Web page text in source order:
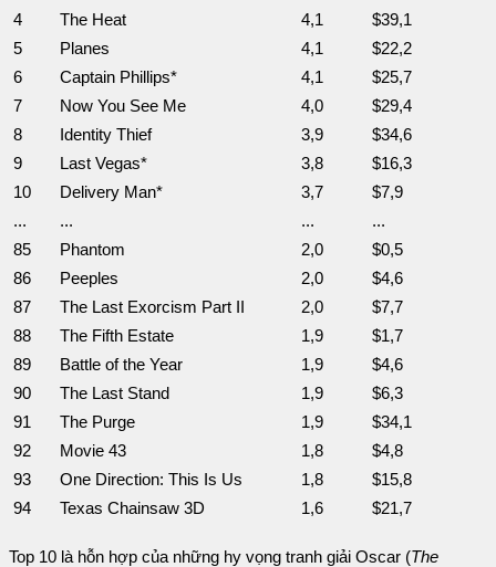
4 The Heat 4,1
$39,1
5
Planes 4,1
$22,2
6
Captain Phillips* 4,1
$25,7
7
Now You See Me 4,0
$29,4
8
Identity Thief 3,9
$34,6
9
Last Vegas* 3,8
$16,3
10
Delivery Man* 3,7
$7,9
...
... ...
...
85
Phantom 2,0
$0,5
86
Peeples 2,0
$4,6
87
The Last Exorcism Part II 2,0
$7,7
88
The Fifth Estate 1,9
$1,7
89
Battle of the Year 1,9
$4,6
90
The Last Stand 1,9
$6,3
91
The Purge 1,9
$34,1
92
Movie 43 1,8
$4,8
93
One Direction: This Is Us 1,8
$15,8
94
Texas Chainsaw 3D 1,6 $21,7
Top 10 là hỗn hợp của những hy vọng tranh giải Oscar (The